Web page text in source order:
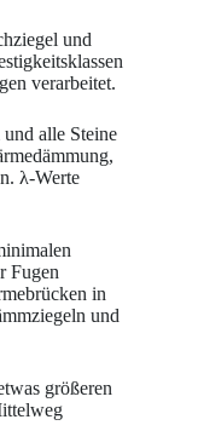
und
verarbeitet.
alle Steine
λ-Werte
Fugen
in
und
größeren